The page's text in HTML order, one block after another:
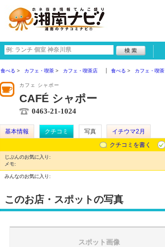
食べる カフェ・喫茶 カフェ・喫茶店 食べる カフェ・喫茶
カフェ シャポー
CAFÉ シャポー
0463-21-1024
基本情報 クチコミ 写真
イチウマ2月
クチコミを書く
じぶんのお気に入り:
メモ:
みんなのお気に入り:
このお店・スポットの写真
スポット画像